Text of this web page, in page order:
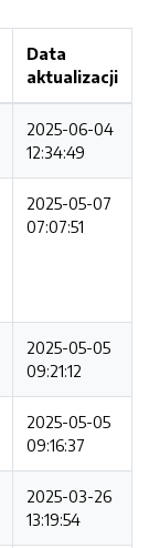
Data
aktualizacji
2025-06-04
12:34:49
2025-05-07
07:07:51
2025-05-05
09:21:12
2025-05-05
09:16:37
2025-03-26
13:19:54